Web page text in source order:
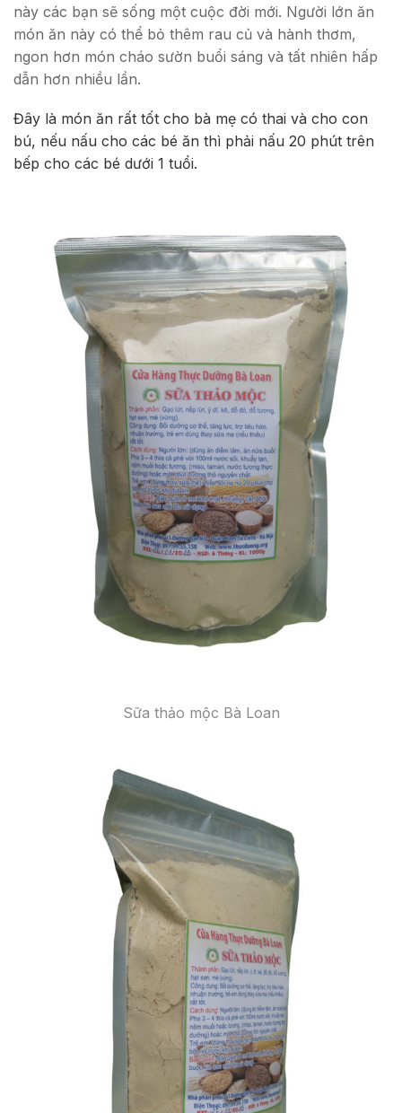
này các bạn sẽ sống một cuộc đời mới. Người lớn ăn
món ăn này có thể bỏ thêm rau củ và hành thơm,
ngon hơn món cháo sườn buổi sáng và tất nhiên hấp
dẫn hơn nhiều lần.
Đây là món ăn rất tốt cho bà mẹ có thai và cho con
bú, nếu nấu cho các bé ăn thì phải nấu 20 phút trên
bếp cho các bé dưới 1 tuổi.
Sữa thảo mộc Bà Loan